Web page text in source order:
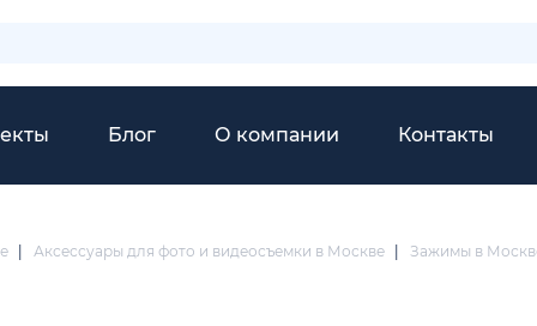
Блог О компании Контакты
Аксессуары для фото и видеосъемки в Москве Зажимы в